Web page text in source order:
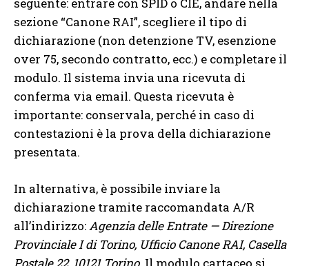
seguente: entrare con SPID o CIE, andare nella
sezione “Canone RAI”, scegliere il tipo di
dichiarazione (non detenzione TV, esenzione
over 75, secondo contratto, ecc.) e completare il
modulo. Il sistema invia una ricevuta di
conferma via email. Questa ricevuta è
importante: conservala, perché in caso di
contestazioni è la prova della dichiarazione
presentata.
In alternativa, è possibile inviare la
dichiarazione tramite raccomandata A/R
all’indirizzo:Agenzia delle Entrate — Direzione
Provinciale I di Torino, Ufficio Canone RAI, Casella